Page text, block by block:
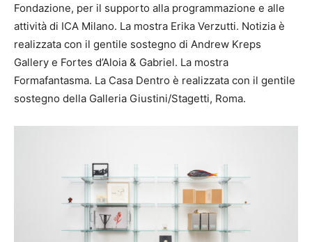
Fondazione, per il supporto alla programmazione e alle
attività di ICA Milano. La mostra Erika Verzutti. Notizia è
realizzata con il gentile sostegno di Andrew Kreps
Gallery e Fortes d’Aloia & Gabriel. La mostra
Formafantasma. La Casa Dentro è realizzata con il gentile
sostegno della Galleria Giustini/Stagetti, Roma.